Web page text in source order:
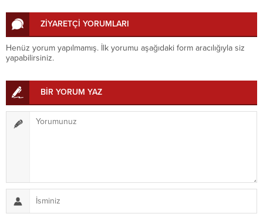
ZİYARETÇİ YORUMLARI
Henüz yorum yapılmamış. İlk yorumu aşağıdaki form aracılığıyla siz
yapabilirsiniz.
BİR YORUM YAZ